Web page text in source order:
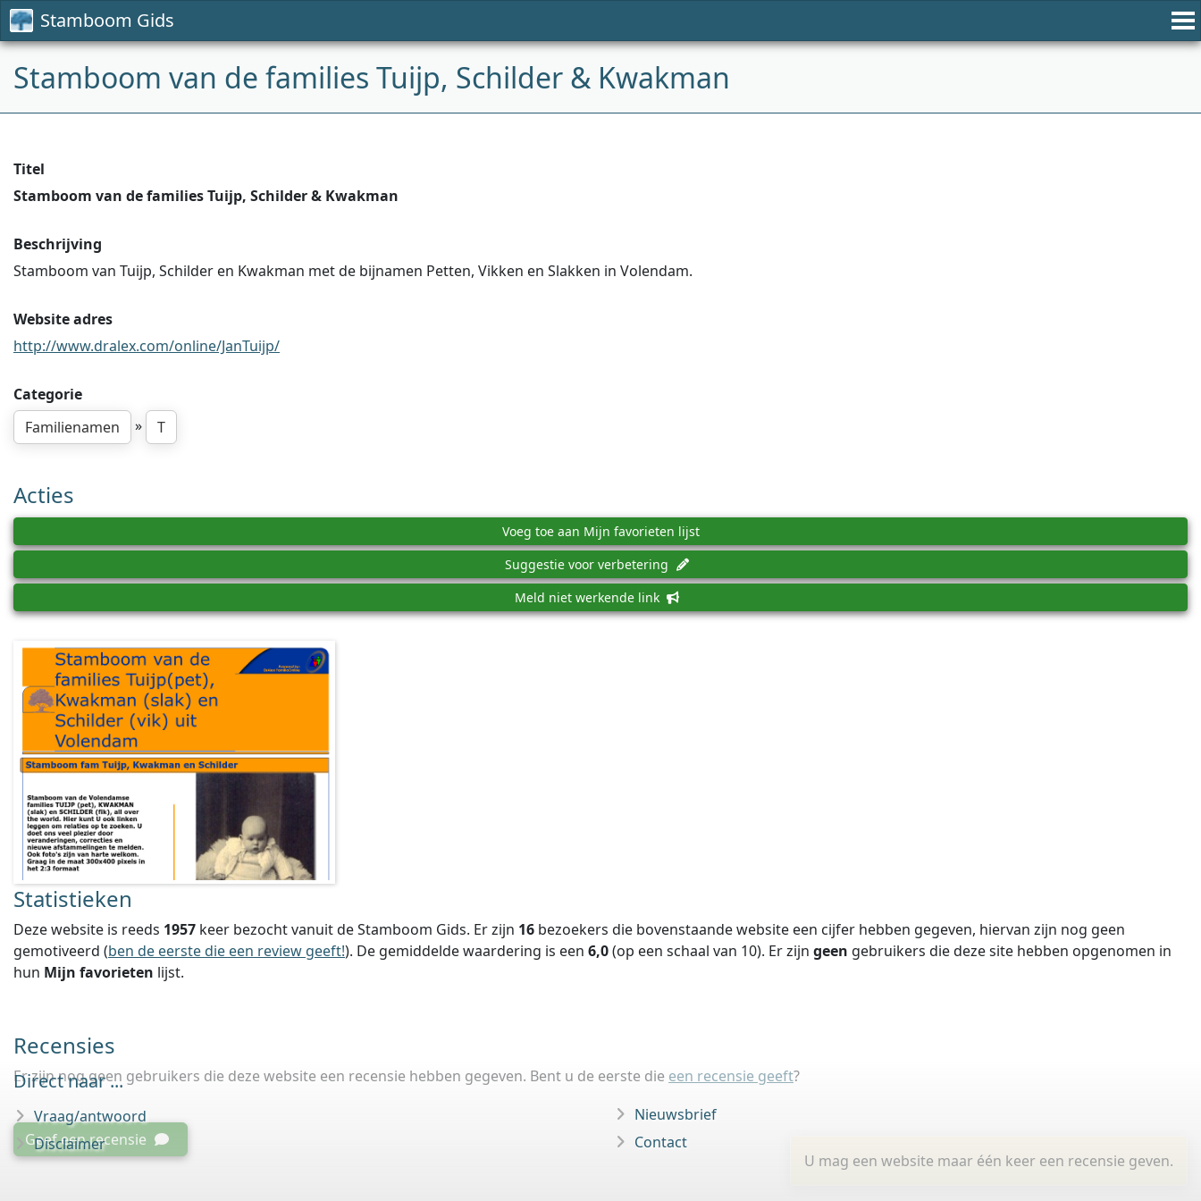
Stamboom Gids
Stamboom van de families Tuijp, Schilder & Kwakman
Titel
Stamboom van de families Tuijp, Schilder & Kwakman
Beschrijving
Stamboom van Tuijp, Schilder en Kwakman met de bijnamen Petten, Vikken en Slakken in Volendam.
Website adres
http://www.dralex.com/online/JanTuijp/
Categorie
Familienamen
» T
Acties
Voeg toe aan Mijn favorieten lijst
Suggestie voor verbetering
Meld niet werkende link
Statistieken
Deze website is reeds 1957 keer bezocht vanuit de Stamboom Gids. Er zijn 16 bezoekers die bovenstaande website een cijfer hebben gegeven, hiervan zijn nog geen
gemotiveerd (ben de eerste die een review geeft!). De gemiddelde waardering is een 6,0(op een schaal van 10). Er zijn geen gebruikers die deze site hebben opgenomen in
hun Mijn favorieten lijst.
Recensies
Er zijn nog geen gebruikers die deze website een recensie hebben gegeven. Bent u de eerste die een recensie geeft?
U mag een website maar één keer een recensie geven.
Geef een recensie
Direct naar ...
Vraag/antwoord
Disclaimer
Nieuwsbrief
Contact